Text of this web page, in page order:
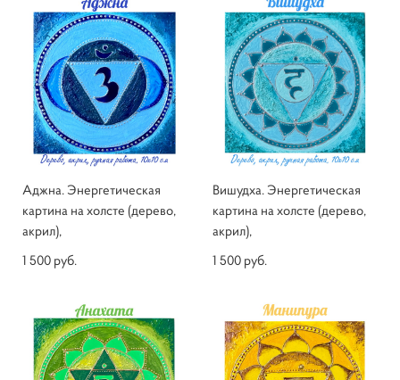
Аджна. Энергетическая
картина на холсте (дерево,
акрил),
1 500 pуб.
Вишудха. Энергетическая
картина на холсте (дерево,
акрил),
1 500 pуб.